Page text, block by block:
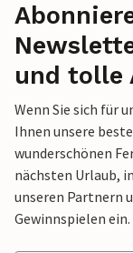
und tolle
Wenn Sie sich für
Ihnen unsere
wunderschönen
nächsten Urlaub,
unseren Partnern
Gewinnspielen ein.